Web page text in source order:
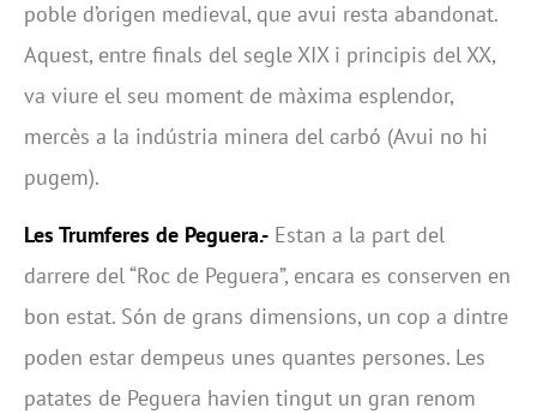
poble d’origen medieval, que avui resta abandonat.
Aquest, entre finals del segle XIX i principis del XX,
va viure el seu moment de màxima esplendor,
mercès a la indústria minera del carbó (Avui no hi
pugem).
Les Trumferes de Peguera.- Estan a la part del
darrere del “Roc de Peguera”, encara es conserven en
bon estat. Són de grans dimensions, un cop a dintre
poden estar dempeus unes quantes persones. Les
patates de Peguera havien tingut un gran renom